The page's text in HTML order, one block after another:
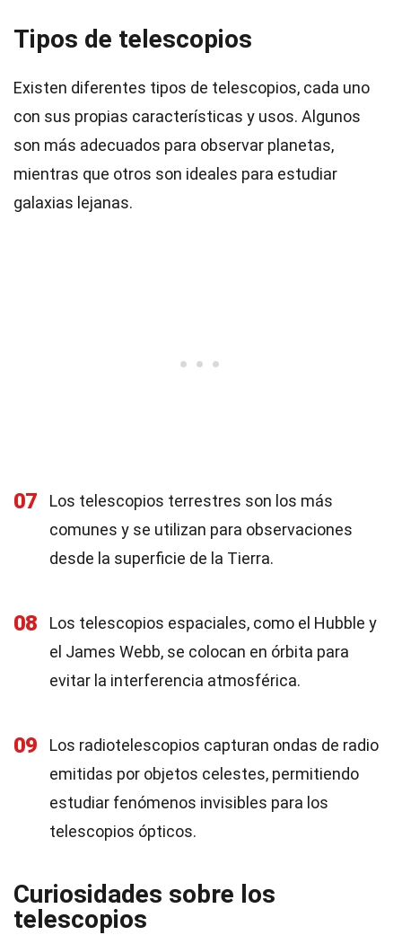
Tipos de telescopios
Existen diferentes tipos de telescopios, cada uno
con sus propias características y usos. Algunos
son más adecuados para observar planetas,
mientras que otros son ideales para estudiar
galaxias lejanas.
07
Los telescopios terrestres son los más
comunes y se utilizan para observaciones
desde la superficie de la Tierra.
08
Los telescopios espaciales, como el Hubble y
el James Webb, se colocan en órbita para
evitar la interferencia atmosférica.
09
Los radiotelescopios capturan ondas de radio
emitidas por objetos celestes, permitiendo
estudiar fenómenos invisibles para los
telescopios ópticos.
Curiosidades sobre los
telescopios